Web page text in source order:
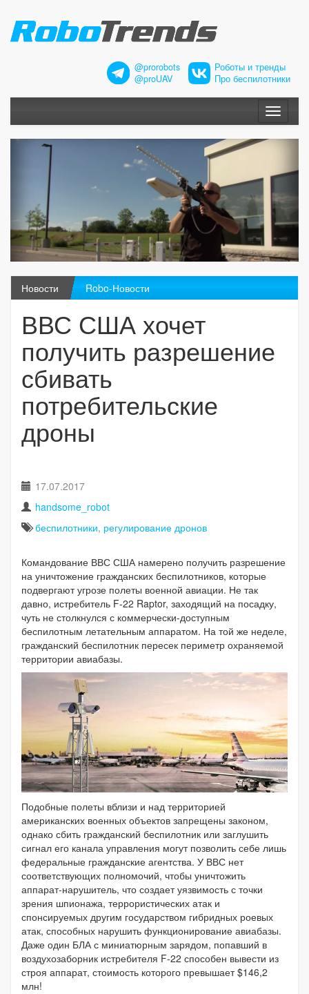
@prorobots
@proUAV
Роботы и тренды
Про беспилотники
Меню
Новости Robo-Новости
ВВС США хочет
получить разрешение
сбивать
потребительские
дроны
17.07.2017
handsome_robot
беспилотники, регулирование дронов
Командование ВВС США намерено получить разрешение
на уничтожение гражданских беспилотников, которые
подвергают угрозе полеты военной авиации. Не так
давно, истребитель F-22 Raptor, заходящий на посадку,
чуть не столкнулся с коммерчески-доступным
беспилотным летательным аппаратом. На той же неделе,
гражданский беспилотник пересек периметр охраняемой
территории авиабазы.
Подобные полеты вблизи и над территорией
американских военных объектов запрещены законом,
однако сбить гражданский беспилотник или заглушить
сигнал его канала управления могут позволить себе лишь
федеральные гражданские агентства. У ВВС нет
соответствующих полномочий, чтобы уничтожить
аппарат-нарушитель, что создает уязвимость с точки
зрения шпионажа, террористических атак и
спонсируемых другим государством гибридных роевых
атак, способных нарушить функционирование авиабазы.
Даже один БЛА с миниатюрным зарядом, попавший в
воздухозаборник истребителя F-22 способен вывести из
строя аппарат, стоимость которого превышает $146,2
млн!